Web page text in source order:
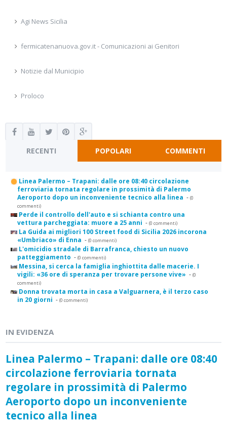
Agi News Sicilia
fermicatenanuova.gov.it - Comunicazioni ai Genitori
Notizie dal Municipio
Proloco
RECENTI POPOLARI COMMENTI
Linea Palermo – Trapani: dalle ore 08:40 circolazione
ferroviaria tornata regolare in prossimità di Palermo
Aeroporto dopo un inconveniente tecnico alla linea - (0
commenti)
Perde il controllo dell'auto e si schianta contro una
vettura parcheggiata: muore a 25 anni - (0 commenti)
La Guida ai migliori 100 Street food di Sicilia 2026 incorona
«Umbriaco» di Enna - (0 commenti)
L'omicidio stradale di Barrafranca, chiesto un nuovo
patteggiamento - (0 commenti)
Messina, si cerca la famiglia inghiottita dalle macerie. I
vigili: «36 ore di speranza per trovare persone vive» - (0
commenti)
Donna trovata morta in casa a Valguarnera, è il terzo caso
in 20 giorni - (0 commenti)
IN EVIDENZA
Linea Palermo – Trapani: dalle ore 08:40
circolazione ferroviaria tornata
regolare in prossimità di Palermo
Aeroporto dopo un inconveniente
tecnico alla linea